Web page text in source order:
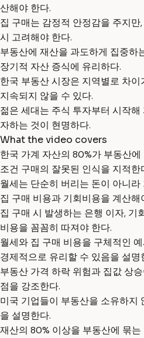
산해야 한다.
집 구매는 감정적 안정감을 주지
시 고려해야 한다.
부동산에 재산을 과도하게 집중하
장기적 자산 증식에 유리하다.
한국 부동산 시장은 지역별로 차
지속되지 않을 수 있다.
젊은 세대는 주식 투자부터 시작
자하는 것이 현명하다.
What the video covers
한국 가계 자산의 80%가 부동산
조건 구매의 잘못된 인식을 지적한
월세는 단순히 버리는 돈이 아니
집 구매 비용과 기회비용을 계산해
집 구매 시 발생하는 은행 이자, 기
비용을 꼼꼼히 따져야 한다.
월세와 집 구매 비용을 구체적인
경제적으로 유리할 수 있음을 설명
부동산 가격 하락 위험과 집값 상
점을 강조한다.
미국 기업들이 부동산을 소유하지
을 설명한다.
재산의 80% 이상을 부동산에 묶